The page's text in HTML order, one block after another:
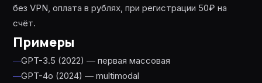
без VPN, оплата в рублях, при регистрации 50₽ на
счёт.
Примеры
GPT-3.5 (2022) — первая массовая
GPT-4o (2024) — multimodal